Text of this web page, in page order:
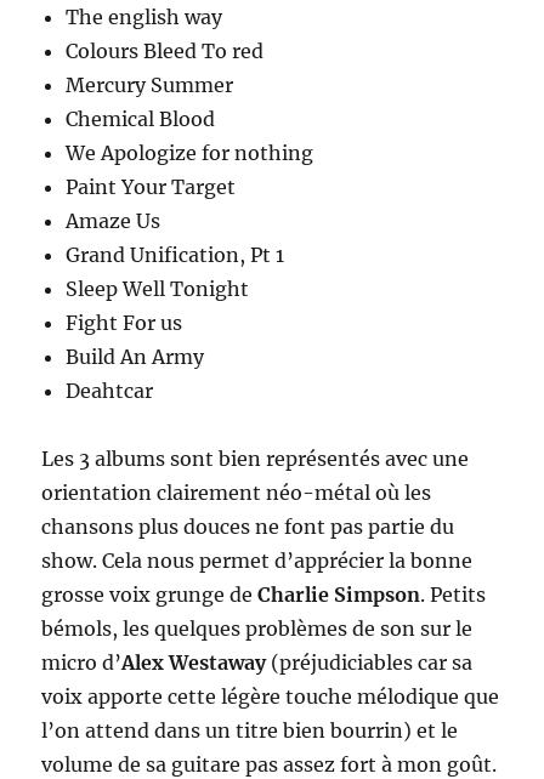
The english way
Colours Bleed To red
Mercury Summer
Chemical Blood
We Apologize for nothing
Paint Your Target
Amaze Us
Grand Unification, Pt 1
Sleep Well Tonight
Fight For us
Build An Army
Deahtcar
Les 3 albums sont bien représentés avec une
orientation clairement néo-métal où les
chansons plus douces ne font pas partie du
show. Cela nous permet d’apprécier la bonne
grosse voix grunge deCharlie Simpson. Petits
bémols, les quelques problèmes de son sur le
micro d’Alex Westaway (préjudiciables car sa
voix apporte cette légère touche mélodique que
l’on attend dans un titre bien bourrin) et le
volume de sa guitare pas assez fort à mon goût.